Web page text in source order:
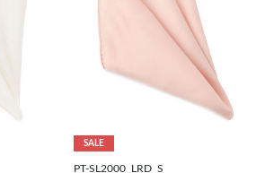
SALE
PT-SL2000_LRD_S